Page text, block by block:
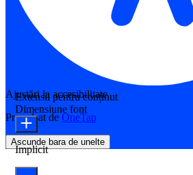
Ajustări la accesibilitate
Propulsat de OneTap
Ascunde bara de unelte
Extensii pentru conținut
Dimensiune font
Implicit